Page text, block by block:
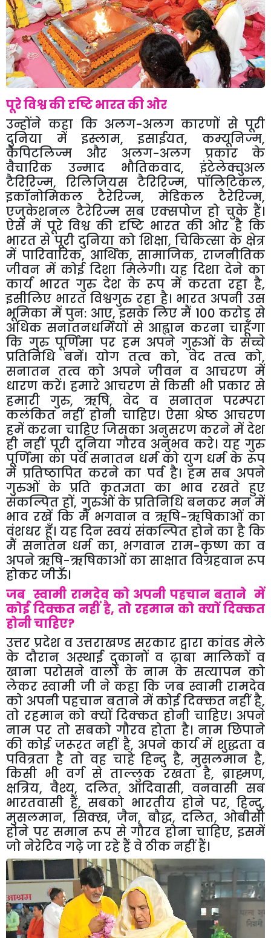
पूरे विश्व की दृष्टि भारत की ओर
उन्होंने कहा कि अलग-अलग कारणों से पूरी
दुनिया में इस्लाम, इसाईयत, कम्यूनिज्म,
कैपिटलिज्म और अलग-अलग प्रकार के
वैचारिक उन्माद भौतिकवाद, इंटेलेक्चुअल
टैरिरिज्म, रिलिजियस टैरिरिज्म, पॉलिटिकल,
इकॉनोमिकल टैरेरिज्म, मेडिकल टैरेरिज्म,
एजुकेशनल टैरेरिज्म सब एक्सपोज हो चुके हैं।
ऐसे में पूरे विश्व की दृष्टि भारत की ओर है कि
भारत से पूरी दुनिया को शिक्षा, चिकित्सा के क्षेत्र
में पारिवारिक, आर्थिक, सामाजिक, राजनीतिक
जीवन में कोई दिशा मिलेगी। यह दिशा देने का
कार्य भारत गुरु देश के रूप में करता रहा है,
इसीलिए भारत विश्वगुरु रहा है। भारत अपनी उस
भूमिका में पुन: आए, इसके लिए मैं 100 करोड़ से
अधिक सनातनधर्मियों से आह्वान करना चाहूँगा
कि गुरु पूर्णिमा पर हम अपने गुरुओं के सच्चे
प्रतिनिधि बनें। योग तत्व को, वेद तत्व को,
सनातन तत्व को अपने जीवन व आचरण में
धारण करें। हमारे आचरण से किसी भी प्रकार से
हमारी गुरु, ऋषि, वेद व सनातन परम्परा
कलंकित नहीं होनी चाहिए। ऐसा श्रेष्ठ आचरण
हमें करना चाहिए जिसका अनुसरण करने में देश
ही नहीं पूरी दुनिया गौरव अनुभव करे। यह गुरु
पूर्णिमा का पर्व सनातन धर्म को युग धर्म के रूप
में प्रतिष्ठापित करने का पर्व है। हम सब अपने
गुरुओं के प्रति कृतज्ञता का भाव रखते हुए
संकल्पित हों, गुरुओं के प्रतिनिधि बनकर मन में
भाव रखें कि मैं भगवान व ऋषि-ऋषिकाओं का
वंशधर हूँ। यह दिन स्वयं संकल्पित होने का है कि
मैं सनातन धर्म का, भगवान राम-कृष्ण का व
अपने ऋषि-ऋषिकाओं का साक्षात विग्रहवान रूप
होकर जीऊँ।
जब स्वामी रामदेव को अपनी पहचान बताने में
कोई दिक्कत नहीं है, तो रहमान को क्यों दिक्कत
होनी चाहिए?
उत्तर प्रदेश व उत्तराखण्ड सरकार द्वारा कांवड मेले
के दौरान अस्थाई दुकानों व ढ़ाबा मालिकों व
खाना परोसने वालों के नाम के सत्यापन को
लेकर स्वामी जी ने कहा कि जब स्वामी रामदेव
को अपनी पहचान बताने में कोई दिक्कत नहीं है,
तो रहमान को क्यों दिक्कत होनी चाहिए। अपने
नाम पर तो सबको गौरव होता है। नाम छिपाने
की कोई जरूरत नहीं है, अपने कार्य में शुद्धता व
पवित्रता है तो वह चाहे हिन्दु है, मुसलमान है,
किसी भी वर्ग से ताल्लुक रखता है, ब्राह्मण,
क्षत्रिय, वैश्य, दलित, आदिवासी, वनवासी सब
भारतवासी हैं, सबको भारतीय होने पर, हिन्दु,
मुसलमान, सिक्ख, जैन, बौद्ध, दलित, ओबीसी
होने पर समान रूप से गौरव होना चाहिए, इसमें
जो नेरेटिव गढ़े जा रहे हैं वे ठीक नहीं हैं।